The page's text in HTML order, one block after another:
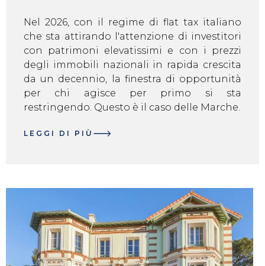
Nel 2026, con il regime di flat tax italiano
che sta attirando l'attenzione di investitori
con patrimoni elevatissimi e con i prezzi
degli immobili nazionali in rapida crescita
da un decennio, la finestra di opportunità
per chi agisce per primo si sta
restringendo. Questo è il caso delle Marche.
LEGGI DI PIÙ